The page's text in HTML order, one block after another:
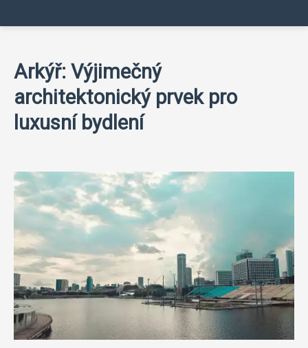
Arkýř: Výjimečný
architektonický prvek pro
luxusní bydlení